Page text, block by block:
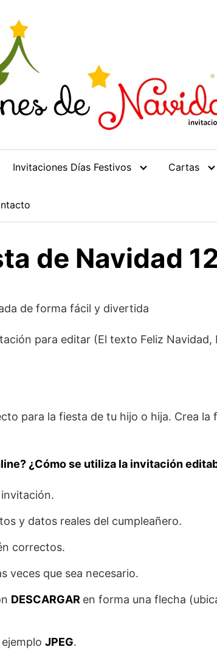
Invitaciones Días Festivos Cartas
de Navidad
de forma fácil y divertida
para editar (El texto Feliz Navidad,
para la fiesta de tu hijo o hija. Crea la
¿Cómo se utiliza la invitación
y datos reales del cumpleañero.
correctos.
veces que sea necesario.
DESCARGAR en forma una flecha
JPEG.